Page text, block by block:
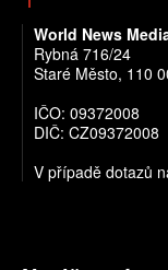
World News
Rybná 716/24
Staré Město, 110
IČO: 09372008
DIČ: CZ09372008
V případě dotazů